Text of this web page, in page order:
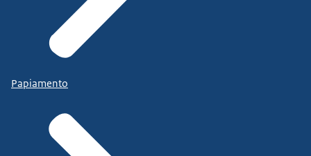
Papiamento